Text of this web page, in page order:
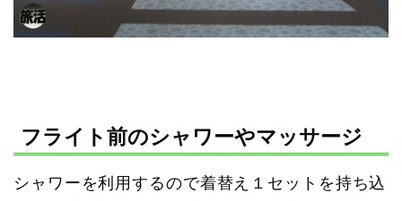
フライト前のシャワーやマッサージ
シャワーを利用するので着替え１セットを持ち込